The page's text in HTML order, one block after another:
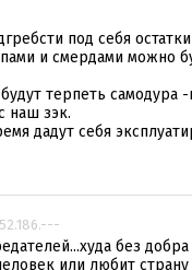
под себя
и смердами можно
терпеть самодура
наш зэк.
дадут себя
без добра
или любит